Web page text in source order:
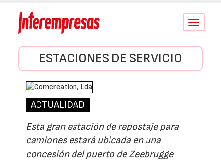
Conmutar
ESTACIONES DE SERVICIO
ACTUALIDAD
Esta gran estación de repostaje para
camiones estará ubicada en una
concesión del puerto de Zeebrugge